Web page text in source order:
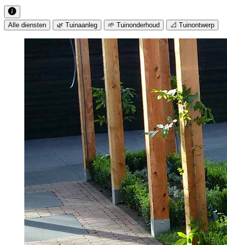
Alle diensten 🌿 Tuinaanleg 🌱 Tuinonderhoud 📐 Tuinontwerp